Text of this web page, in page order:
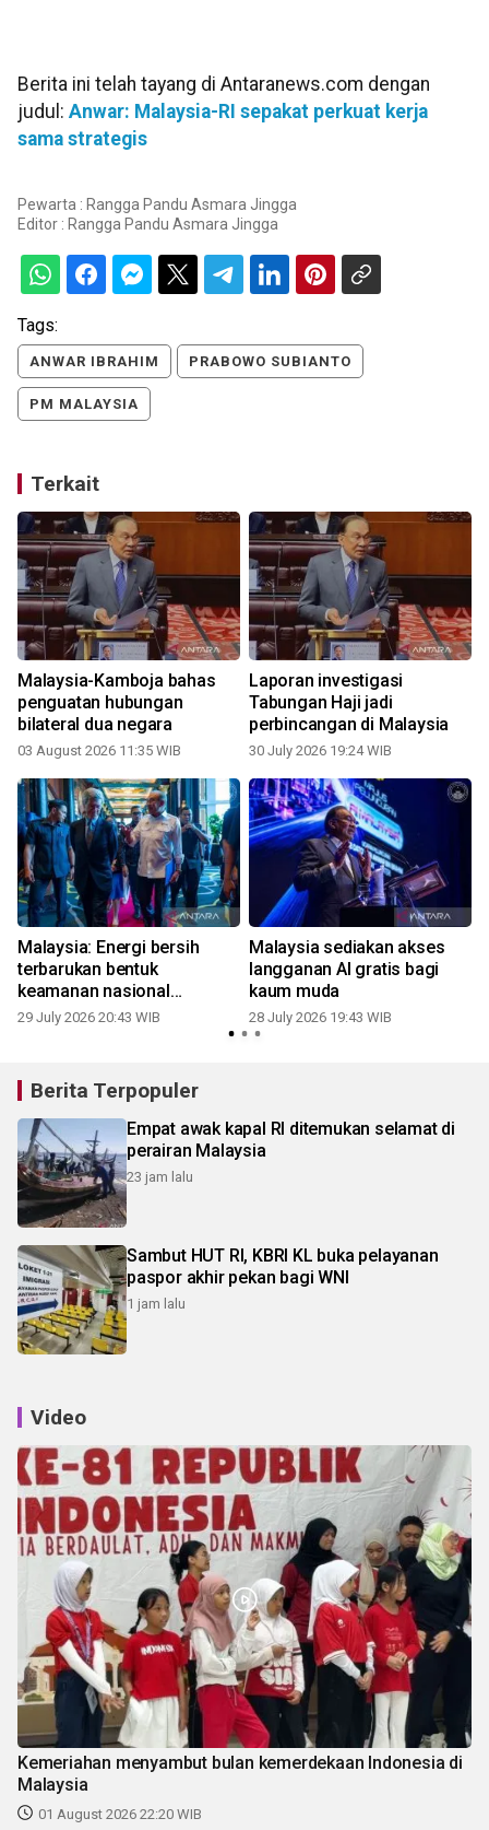
Berita ini telah tayang di Antaranews.com dengan
judul: Anwar: Malaysia-RI sepakat perkuat kerja
sama strategis
Pewarta : Rangga Pandu Asmara Jingga
Editor : Rangga Pandu Asmara Jingga
Tags:
ANWAR IBRAHIM PRABOWO SUBIANTO
PM MALAYSIA
Terkait
Malaysia-Kamboja bahas
penguatan hubungan
bilateral dua negara
03 August 2026 11:35 WIB
Laporan investigasi
Tabungan Haji jadi
perbincangan di Malaysia
30 July 2026 19:24 WIB
Malaysia: Energi bersih
terbarukan bentuk
keamanan nasional
mendasar
29 July 2026 20:43 WIB
Malaysia sediakan akses
langganan AI gratis bagi
kaum muda
28 July 2026 19:43 WIB
Berita Terpopuler
Empat awak kapal RI ditemukan selamat di
perairan Malaysia
23 jam lalu
Sambut HUT RI, KBRI KL buka pelayanan
paspor akhir pekan bagi WNI
1 jam lalu
Video
Kemeriahan menyambut bulan kemerdekaan Indonesia di
Malaysia
01 August 2026 22:20 WIB